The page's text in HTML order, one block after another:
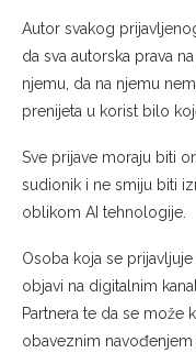
Autor svakog
da sva autorska prava
njemu, da na njemu
prenijeta u korist bilo
Sve prijave moraju biti
sudionik i ne smiju biti
oblikom AI tehnologije.
Osoba koja se
objavi na digitalnim
Partnera te da se može
obaveznim navođenjem